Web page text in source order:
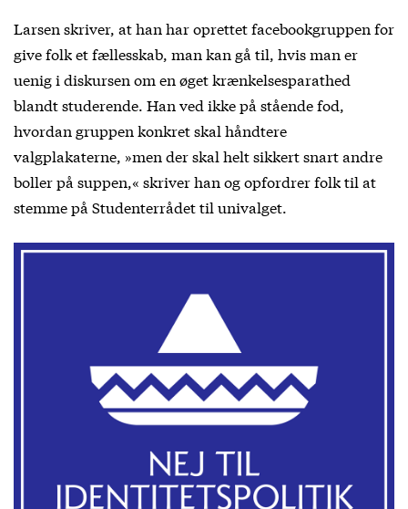
Larsen skriver, at han har oprettet facebookgruppen for
give folk et fællesskab, man kan gå til, hvis man er
uenig i diskursen om en øget krænkelsesparathed
blandt studerende. Han ved ikke på stående fod,
hvordan gruppen konkret skal håndtere
valgplakaterne, »men der skal helt sikkert snart andre
boller på suppen,« skriver han og opfordrer folk til at
stemme på Studenterrådet til univalget.